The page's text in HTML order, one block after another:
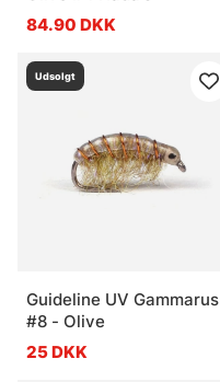
84.90 DKK
Udsolgt
Guideline UV Gammarus
#8 - Olive
25 DKK